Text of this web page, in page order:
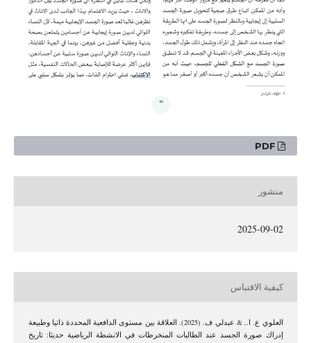
منشور
2025-09-02
كيفية الاقتباس
العلوي ع. ا., & عبدلي ف. (2025). العلاقة بين مستوى الدافعية المحددة ذاتيا وطبيعة
إدراك صورة الجسد عند الطالبات المنخرطات في الانشطة الرياضية حديثا: تاريخ